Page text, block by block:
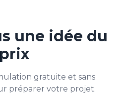
une idée du
prix
gratuite et sans
préparer votre projet.